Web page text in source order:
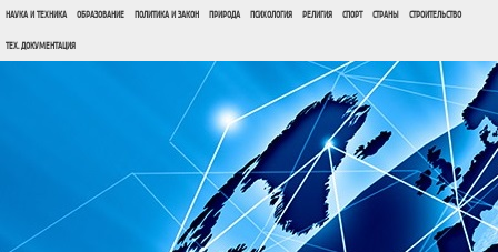
НАУКА И ТЕХНИКА ОБРАЗОВАНИЕ ПОЛИТИКА И ЗАКОН ПРИРОДА ПСИХОЛОГИЯ РЕЛИГИЯ СПОРТ СТРАНЫ СТРОИТЕЛЬСТВО
ТЕХ. ДОКУМЕНТАЦИЯ